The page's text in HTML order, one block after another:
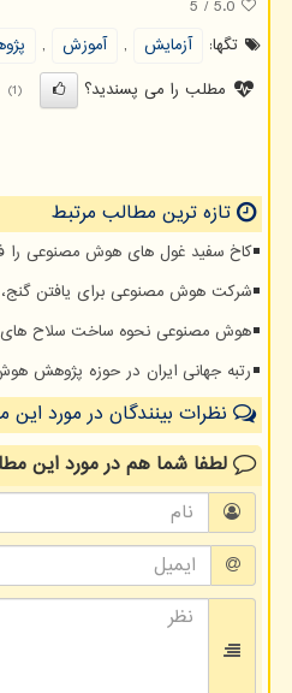
5.0
/
5
تگها:
آزمایش , آموزش ,
مطلب را می پسندید؟
(1)
تازه ترین مطالب مرتبط
کاخ سفید غول های هوش مصنوعی را
شرکت هوش مصنوعی برای یافتن گنج،
هوش مصنوعی نحوه ساخت سلاح های
رتبه جهانی ایران در حوزه پژوهش
نظرات بینندگان در مورد
لطفا شما همدر مورد این